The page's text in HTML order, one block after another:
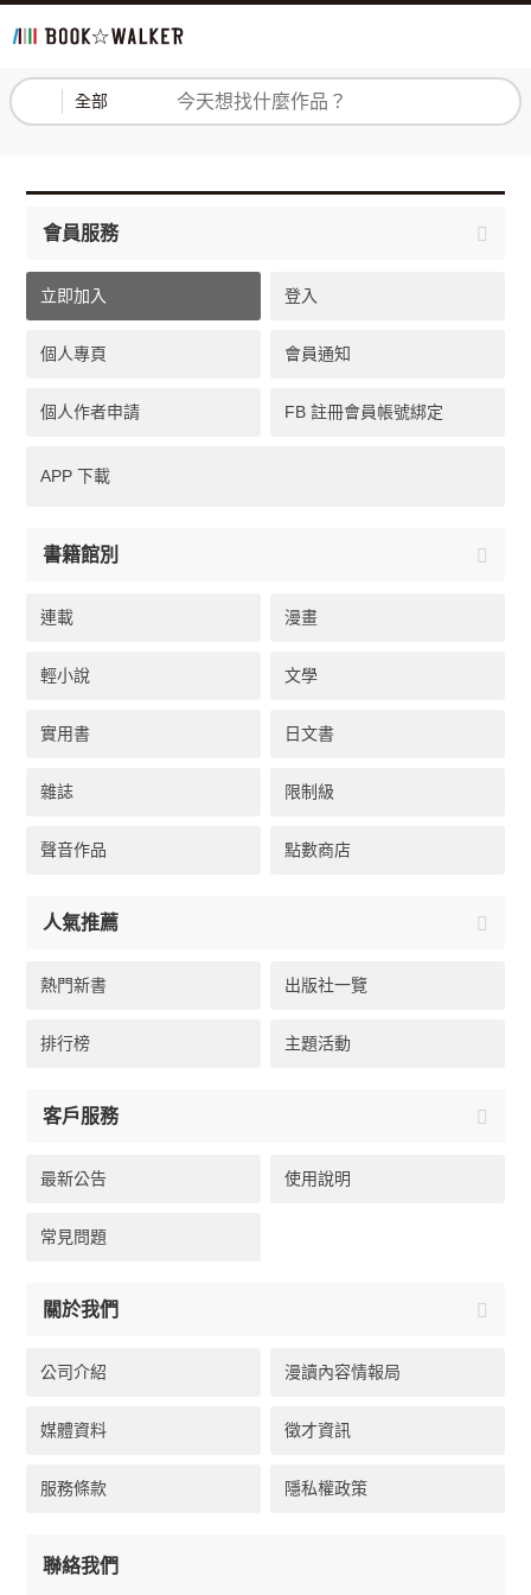
全部 登入 註冊
會員服務
立即加入 登入
個人專頁 會員通知
個人作者申請 FB 註冊會員帳號綁定
APP 下載
書籍館別
連載 漫畫
輕小說 文學
實用書 日文書
雜誌 限制級
聲音作品 點數商店
人氣推薦
熱門新書 出版社一覽
排行榜 主題活動
客戶服務
最新公告 使用說明
常見問題
關於我們
公司介紹 漫讀內容情報局
媒體資料 徵才資訊
服務條款 隱私權政策
聯絡我們